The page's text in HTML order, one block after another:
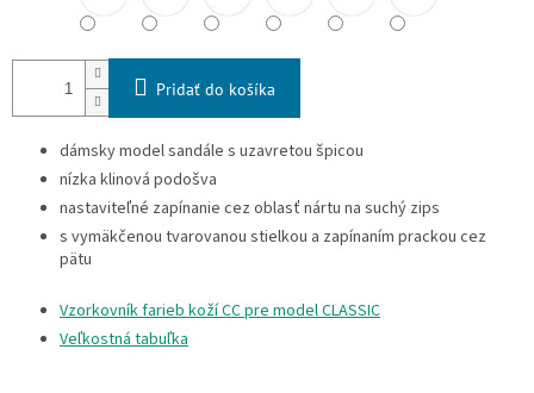
Pridať do košíka
dámsky model sandále s uzavretou špicou
nízka klinová podošva
nastaviteľné zapínanie cez oblasť nártu na suchý zips
s vymäkčenou tvarovanou stielkou a zapínaním prackou cez
pätu
Vzorkovník farieb koží CC pre model CLASSIC
Veľkostná tabuľka